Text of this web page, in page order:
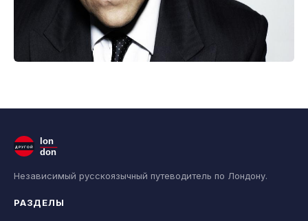
ДРУГОЙ
lon
don
Независимый русскоязычный путеводитель по Лондону.
РАЗДЕЛЫ